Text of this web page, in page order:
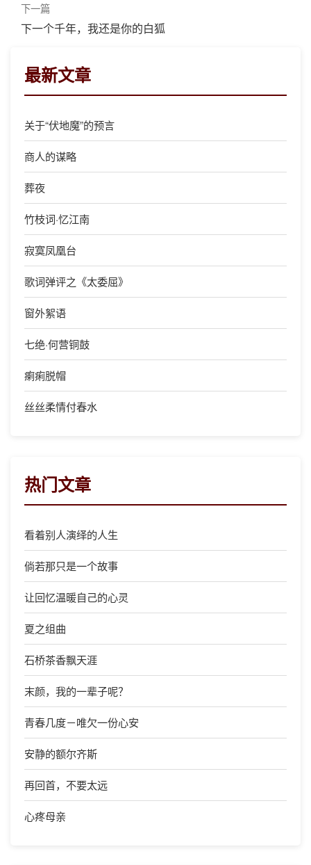
下一篇
下一个千年，我还是你的白狐
最新文章
关于“伏地魔”的预言
商人的谋略
葬夜
竹枝词·忆江南
寂寞凤凰台
歌词弹评之《太委屈》
窗外絮语
七绝·何营铜鼓
瘌痢脱帽
丝丝柔情付春水
热门文章
看着别人演绎的人生
倘若那只是一个故事
让回忆温暖自己的心灵
夏之组曲
石桥茶香飘天涯
末颜，我的一辈子呢？
青春几度－唯欠一份心安
安静的额尔齐斯
再回首，不要太远
心疼母亲